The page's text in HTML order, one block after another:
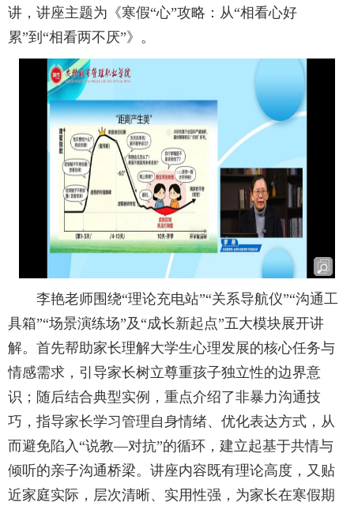
讲，讲座主题为《寒假“心”攻略：从“相看心好
累”到“相看两不厌”》。
李艳老师围绕“理论充电站”“关系导航仪”“沟通工
具箱”“场景演练场”及“成长新起点”五大模块展开讲
解。首先帮助家长理解大学生心理发展的核心任务与
情感需求，引导家长树立尊重孩子独立性的边界意
识；随后结合典型实例，重点介绍了非暴力沟通技
巧，指导家长学习管理自身情绪、优化表达方式，从
而避免陷入“说教—对抗”的循环，建立起基于共情与
倾听的亲子沟通桥梁。讲座内容既有理论高度，又贴
近家庭实际，层次清晰、实用性强，为家长在寒假期